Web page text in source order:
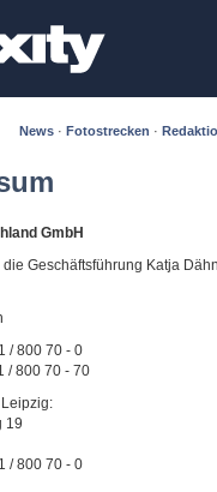
News · Fotostrecken ·
GmbH
Geschäftsführung Katja
/ 800 70 - 0
/ 800 70 - 70
19
/ 800 70 - 0